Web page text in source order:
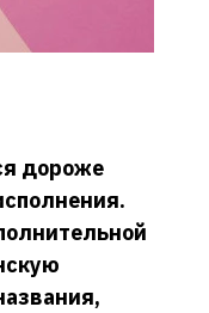
дороже